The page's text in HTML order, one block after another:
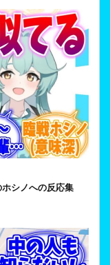
シノへの反応集